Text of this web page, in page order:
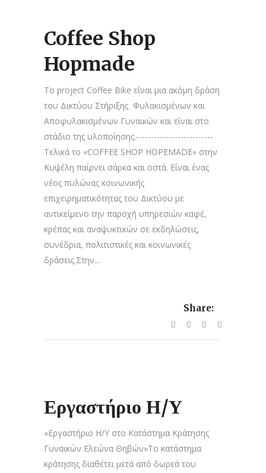
Coffee Shop
Hopmade
Το project Coffee Bike είναι μια ακόμη δράση
του Δικτύου Στήριξης Φυλακισμένων και
Αποφυλακισμένων Γυναικών και είναι στο
στάδιο της υλοποίησης.--------------------------
Τελικά το «COFFEE SHOP HOPEMADE» στην
Κυψέλη παίρνει σάρκα και οστά. Είναι ένας
νέος πυλώνας κοινωνικής
επιχειρηματικότητας του Δικτύου με
αντικείμενο την παροχή υπηρεσιών καφέ,
κρέπας και αναψυκτικών σε εκδηλώσεις,
συνέδρια, πολιτιστικές και κοινωνικές
δράσεις.Στην...
Share:
Εργαστήριο Η/Υ
«Εργαστήριο Η/Υ στο Κατάστημα Κράτησης
Γυναικών Ελεώνα Θηβών»Το κατάστημα
κράτησης διαθέτει μετά από δωρεά του